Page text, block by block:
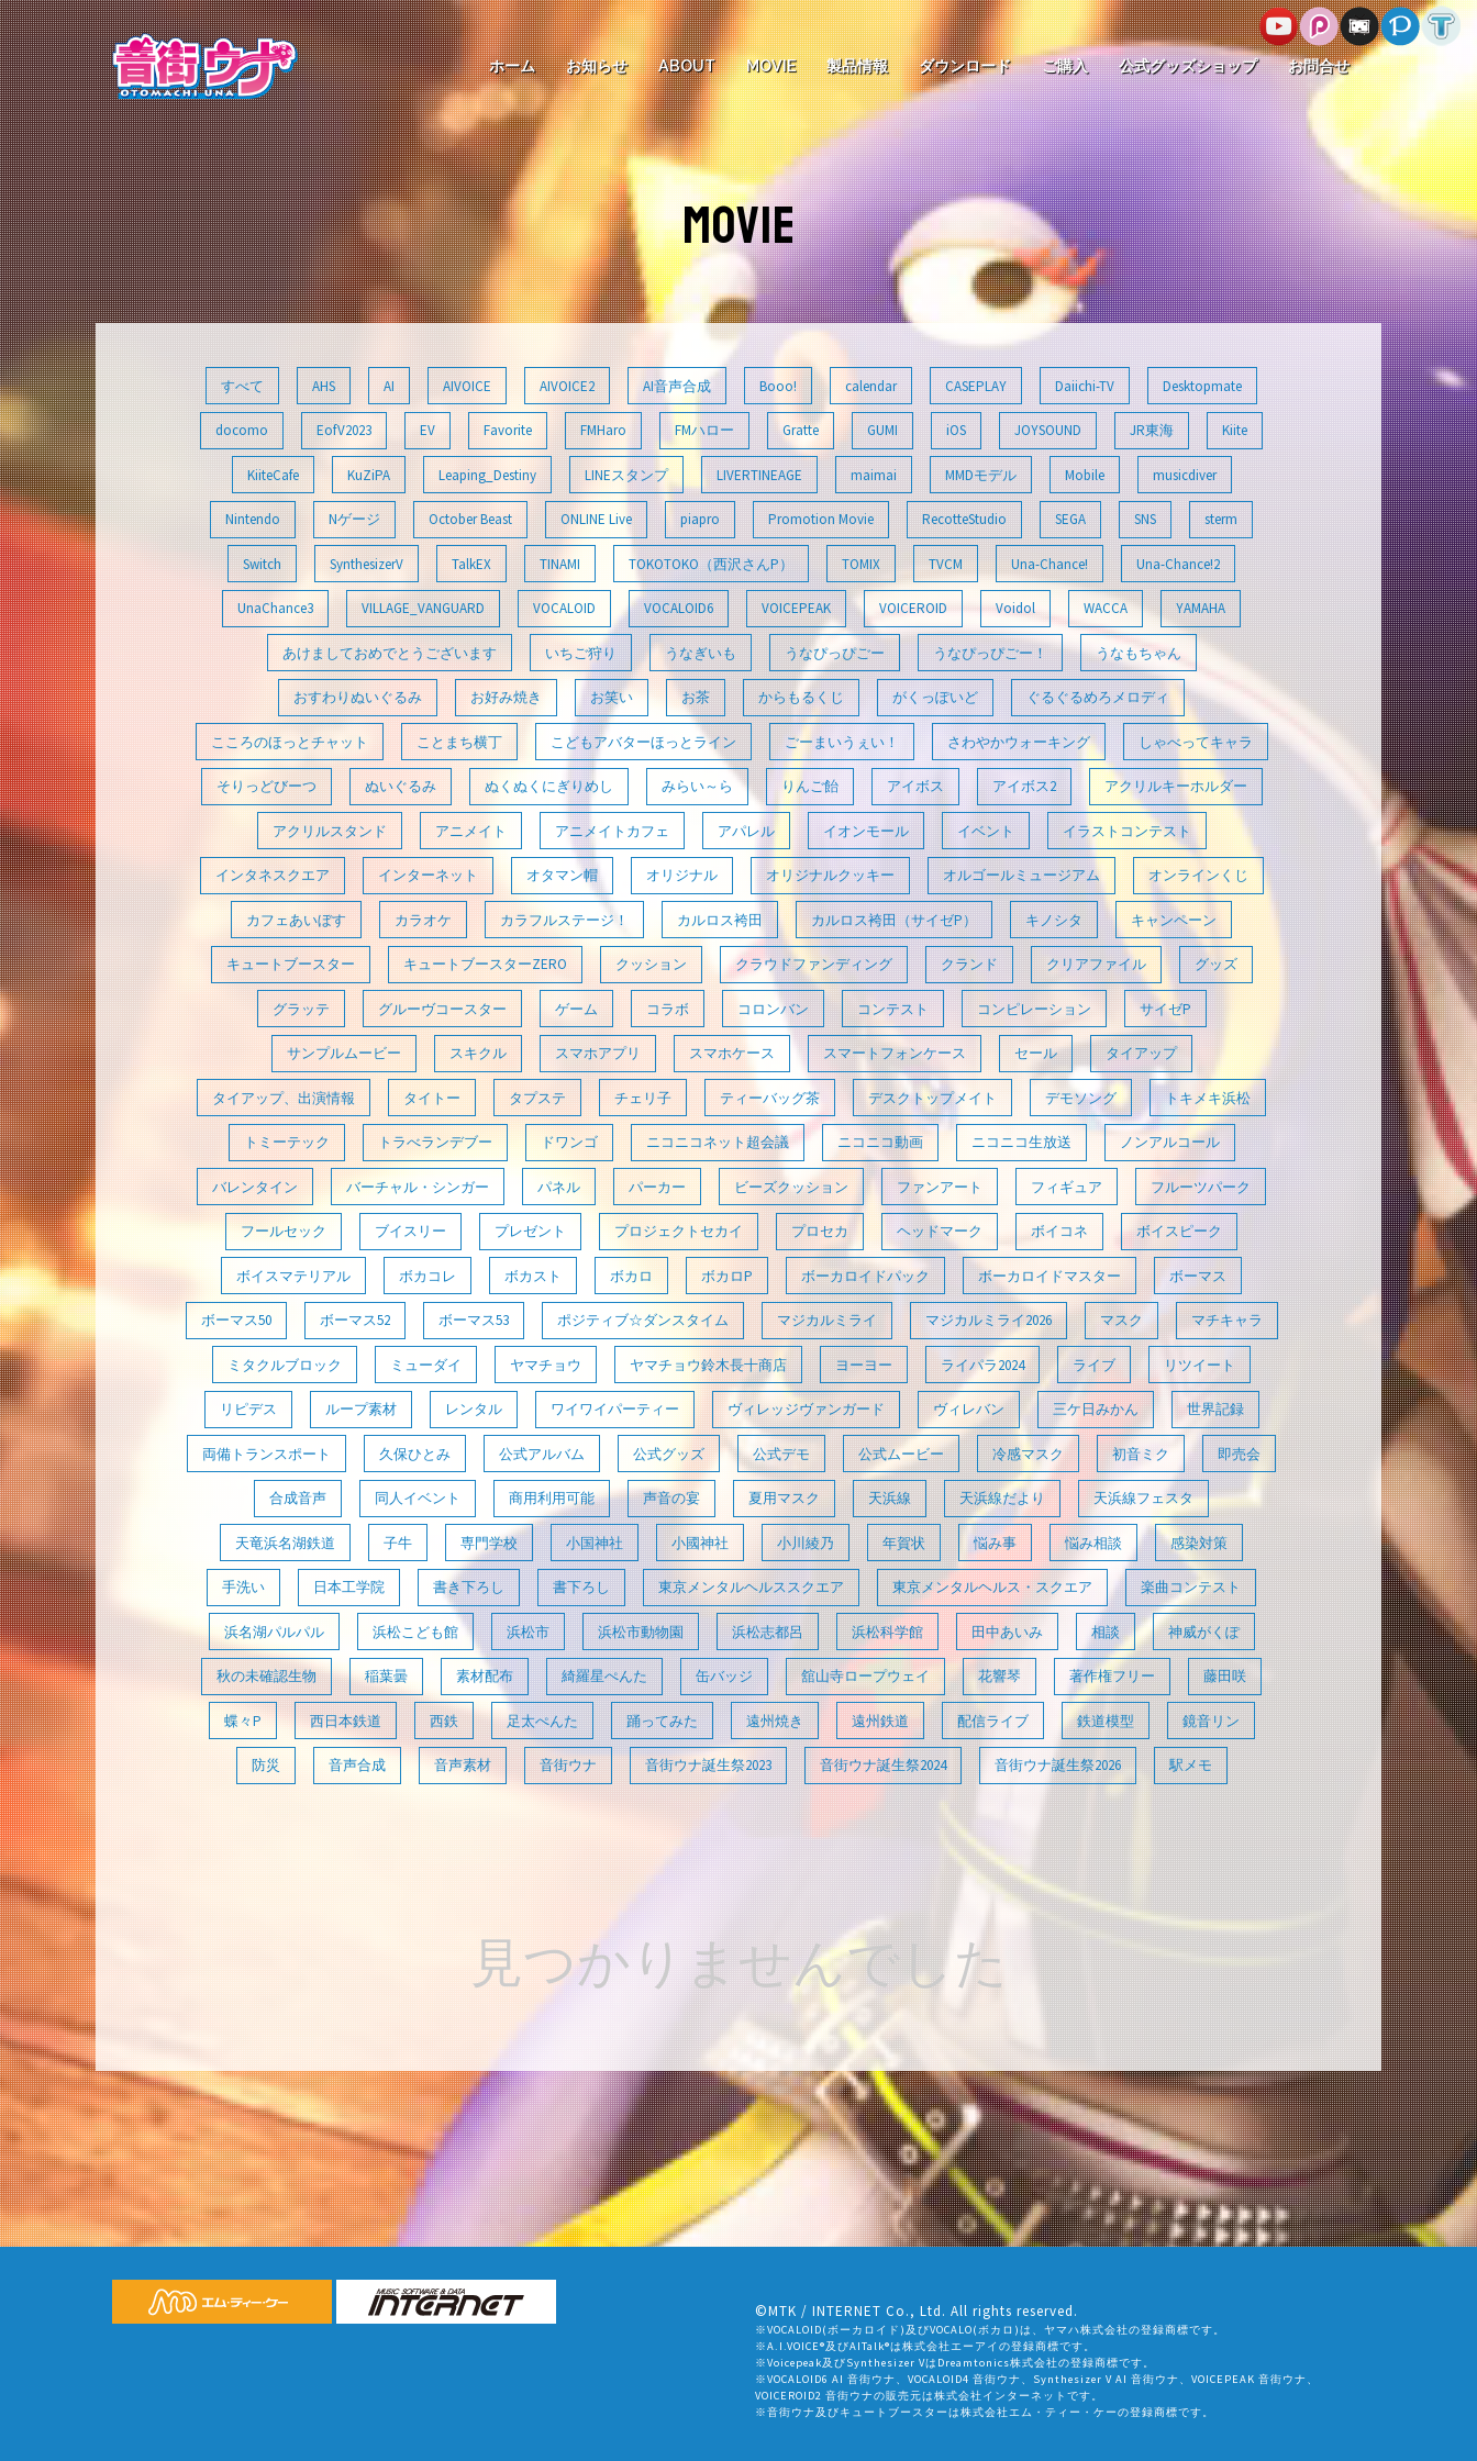
コ
ン
テ
ン
ツ
へ
ス
キ
ッ
プ
ホーム お知らせ ABOUT MOVIE 製品情報 ダウンロード ご購入 公式グッズショップ お問合せ
MOVIE
すべて AHS AI AIVOICE AIVOICE2 AI音声合成 Booo! calendar CASEPLAY Daiichi-TV Desktopmate
docomo EofV2023 EV Favorite FMHaro FMハロー Gratte GUMI iOS JOYSOUND JR東海 Kiite
KiiteCafe KuZiPA Leaping_Destiny LINEスタンプ LIVERTINEAGE maimai MMDモデル Mobile musicdiver
Nintendo Nゲージ October Beast ONLINE Live piapro Promotion Movie RecotteStudio SEGA SNS sterm
Switch SynthesizerV TalkEX TINAMI TOKOTOKO（西沢さんP） TOMIX TVCM Una-Chance! Una-Chance!2
UnaChance3 VILLAGE_VANGUARD VOCALOID VOCALOID6 VOICEPEAK VOICEROID Voidol WACCA YAMAHA
あけましておめでとうございます いちご狩り うなぎいも うなぴっぴごー うなぴっぴごー！ うなもちゃん
おすわりぬいぐるみ お好み焼き お笑い お茶 からもるくじ がくっぽいど ぐるぐるめろメロディ
こころのほっとチャット ことまち横丁 こどもアバターほっとライン ごーまいうぇい！ さわやかウォーキング しゃべってキャラ
そりっどびーつ ぬいぐるみ ぬくぬくにぎりめし みらい～ら りんご飴 アイボス アイボス2 アクリルキーホルダー
アクリルスタンド アニメイト アニメイトカフェ アパレル イオンモール イベント イラストコンテスト
インタネスクエア インターネット オタマン帽 オリジナル オリジナルクッキー オルゴールミュージアム オンラインくじ
カフェあいぼす カラオケ カラフルステージ！ カルロス袴田 カルロス袴田（サイゼP） キノシタ キャンペーン
キュートブースター キュートブースターZERO クッション クラウドファンディング クランド クリアファイル グッズ
グラッテ グルーヴコースター ゲーム コラボ コロンバン コンテスト コンピレーション サイゼP
サンプルムービー スキクル スマホアプリ スマホケース スマートフォンケース セール タイアップ
タイアップ、出演情報 タイトー タプステ チェリ子 ティーバッグ茶 デスクトップメイト デモソング トキメキ浜松
トミーテック トラべランデブー ドワンゴ ニコニコネット超会議 ニコニコ動画 ニコニコ生放送 ノンアルコール
バレンタイン バーチャル・シンガー パネル パーカー ビーズクッション ファンアート フィギュア フルーツパーク
フールセック ブイスリー プレゼント プロジェクトセカイ プロセカ ヘッドマーク ボイコネ ボイスピーク
ボイスマテリアル ボカコレ ボカスト ボカロ ボカロP ボーカロイドパック ボーカロイドマスター ボーマス
ボーマス50 ボーマス52 ボーマス53 ポジティブ☆ダンスタイム マジカルミライ マジカルミライ2026 マスク マチキャラ
ミタクルブロック ミューダイ ヤマチョウ ヤマチョウ鈴木長十商店 ヨーヨー ライパラ2024 ライブ リツイート
リピデス ループ素材 レンタル ワイワイパーティー ヴィレッジヴァンガード ヴィレバン 三ケ日みかん 世界記録
両備トランスポート 久保ひとみ 公式アルバム 公式グッズ 公式デモ 公式ムービー 冷感マスク 初音ミク 即売会
合成音声 同人イベント 商用利用可能 声音の宴 夏用マスク 天浜線 天浜線だより 天浜線フェスタ
天竜浜名湖鉄道 子牛 専門学校 小国神社 小國神社 小川綾乃 年賀状 悩み事 悩み相談 感染対策
手洗い 日本工学院 書き下ろし 書下ろし 東京メンタルヘルススクエア 東京メンタルヘルス・スクエア 楽曲コンテスト
浜名湖パルパル 浜松こども館 浜松市 浜松市動物園 浜松志都呂 浜松科学館 田中あいみ 相談 神威がくぽ
秋の未確認生物 稲葉曇 素材配布 綺羅星ぺんた 缶バッジ 舘山寺ロープウェイ 花響琴 著作権フリー 藤田咲
蝶々P 西日本鉄道 西鉄 足太ぺんた 踊ってみた 遠州焼き 遠州鉄道 配信ライブ 鉄道模型 鏡音リン
防災 音声合成 音声素材 音街ウナ 音街ウナ誕生祭2023 音街ウナ誕生祭2024 音街ウナ誕生祭2026 駅メモ
見つかりませんでした
©MTK / INTERNET Co., Ltd. All rights reserved.
※VOCALOID(ボーカロイド)及びVOCALO(ボカロ)は、ヤマハ株式会社の登録商標です。
※A.I.VOICE®及びAITalk®は株式会社エーアイの登録商標です。
※Voicepeak及びSynthesizer VはDreamtonics株式会社の登録商標です。
※VOCALOID6 AI 音街ウナ、VOCALOID4 音街ウナ、Synthesizer V AI 音街ウナ、VOICEPEAK 音街ウナ、
VOICEROID2 音街ウナの販売元は株式会社インターネットです。
※音街ウナ及びキュートブースターは株式会社エム・ティー・ケーの登録商標です。